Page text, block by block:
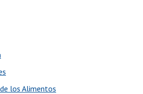
los Alimentos